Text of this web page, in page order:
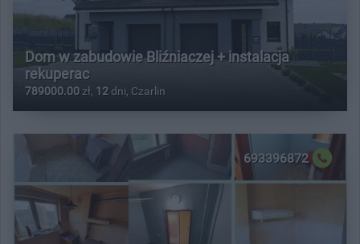
Dom w zabudowie Bliźniaczej + instalacja
rekuperac
789000.00 zł, 12 dni, Czarlin
693396872